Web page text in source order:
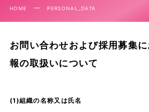
HOME PERSONAL_DATA
お問い合わせおよび採用募集
報の取扱いについて
(1)組織の名称又は氏名